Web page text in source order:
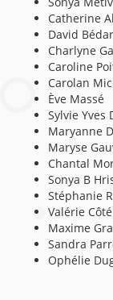
Catherine
David
Charlyne
Caroline
Carolan
Ève Massé
Sylvie Yves
Maryanne
Maryse
Chantal
Sonya B
Maxime
Sandra
Ophélie